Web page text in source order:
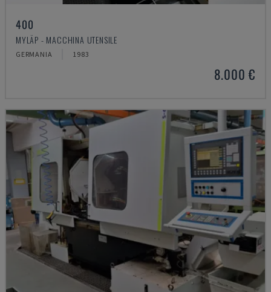
400
MYLÄP - MACCHINA UTENSILE
GERMANIA 1983
8.000 €